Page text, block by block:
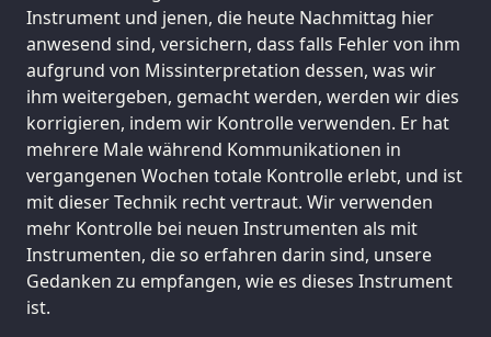
Instrument und jenen, die heute Nachmittag hier
anwesend sind, versichern, dass falls Fehler von ihm
aufgrund von Missinterpretation dessen, was wir
ihm weitergeben, gemacht werden, werden wir dies
korrigieren, indem wir Kontrolle verwenden. Er hat
mehrere Male während Kommunikationen in
vergangenen Wochen totale Kontrolle erlebt, und ist
mit dieser Technik recht vertraut. Wir verwenden
mehr Kontrolle bei neuen Instrumenten als mit
Instrumenten, die so erfahren darin sind, unsere
Gedanken zu empfangen, wie es dieses Instrument
ist.